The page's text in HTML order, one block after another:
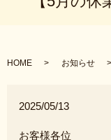
HOME お知らせ
2025/05/13
お客様各位